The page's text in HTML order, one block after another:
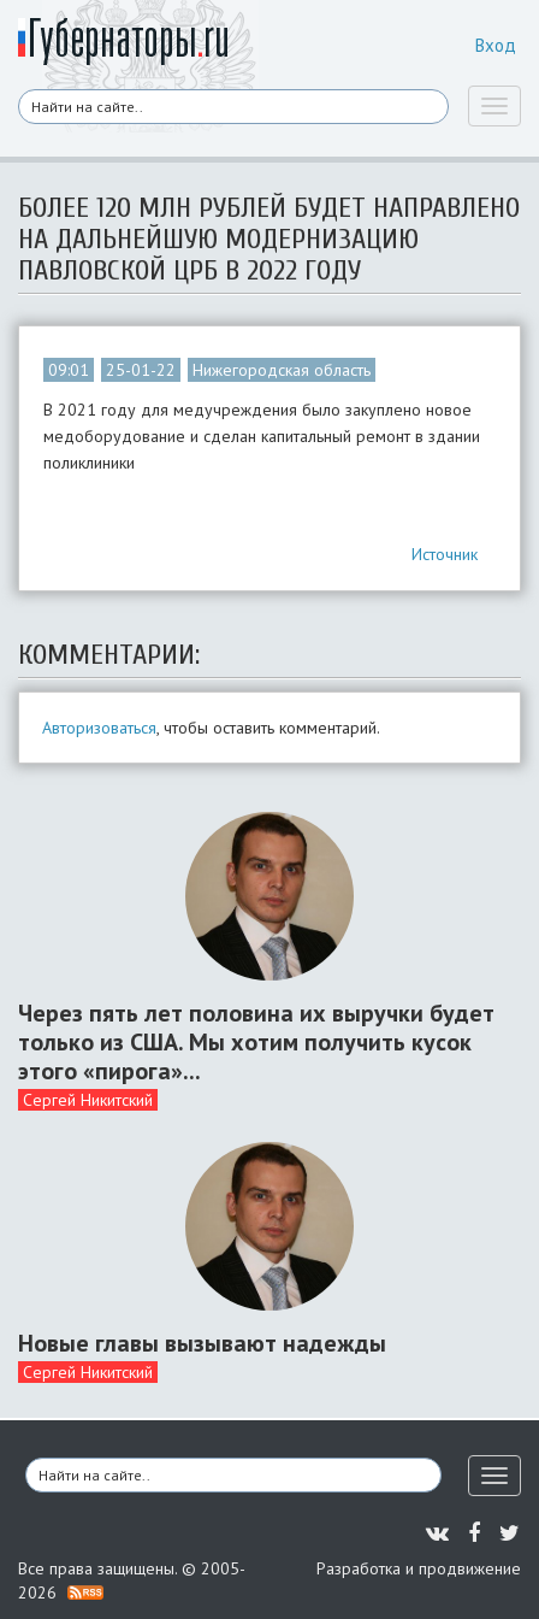
Вход
БОЛЕЕ 120 МЛН РУБЛЕЙ БУДЕТ НАПРАВЛЕНО
НА ДАЛЬНЕЙШУЮ МОДЕРНИЗАЦИЮ
ПАВЛОВСКОЙ ЦРБ В 2022 ГОДУ
09:01 25-01-22
Нижегородская область
В 2021 году для медучреждения было закуплено новое
медоборудование и сделан капитальный ремонт в здании
поликлиники
Источник
КОММЕНТАРИИ:
Авторизоваться, чтобы оставить комментарий.
Через пять лет половина их выручки будет
только из США. Мы хотим получить кусок
этого «пирога»...
Сергей Никитский
Новые главы вызывают надежды
Сергей Никитский
Все права защищены. © 2005-
2026
Разработка и продвижение